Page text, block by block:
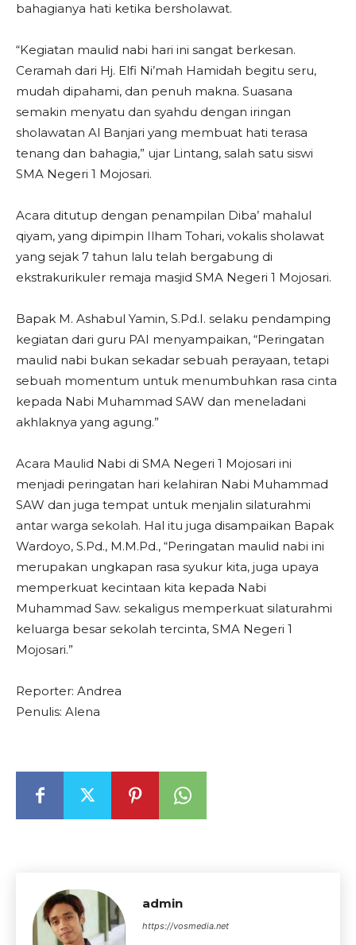
bahagianya hati ketika bersholawat.
“Kegiatan maulid nabi hari ini sangat berkesan.
Ceramah dari Hj. Elfi Ni’mah Hamidah begitu seru,
mudah dipahami, dan penuh makna. Suasana
semakin menyatu dan syahdu dengan iringan
sholawatan Al Banjari yang membuat hati terasa
tenang dan bahagia,” ujar Lintang, salah satu siswi
SMA Negeri 1 Mojosari.
Acara ditutup dengan penampilan Diba’ mahalul
qiyam, yang dipimpin Ilham Tohari, vokalis sholawat
yang sejak 7 tahun lalu telah bergabung di
ekstrakurikuler remaja masjid SMA Negeri 1 Mojosari.
Bapak M. Ashabul Yamin, S.Pd.I. selaku pendamping
kegiatan dari guru PAI menyampaikan, “Peringatan
maulid nabi bukan sekadar sebuah perayaan, tetapi
sebuah momentum untuk menumbuhkan rasa cinta
kepada Nabi Muhammad SAW dan meneladani
akhlaknya yang agung.”
Acara Maulid Nabi di SMA Negeri 1 Mojosari ini
menjadi peringatan hari kelahiran Nabi Muhammad
SAW dan juga tempat untuk menjalin silaturahmi
antar warga sekolah. Hal itu juga disampaikan Bapak
Wardoyo, S.Pd., M.M.Pd., “Peringatan maulid nabi ini
merupakan ungkapan rasa syukur kita, juga upaya
memperkuat kecintaan kita kepada Nabi
Muhammad Saw. sekaligus memperkuat silaturahmi
keluarga besar sekolah tercinta, SMA Negeri 1
Mojosari.”
Reporter: Andrea
Penulis: Alena
admin
https://vosmedia.net